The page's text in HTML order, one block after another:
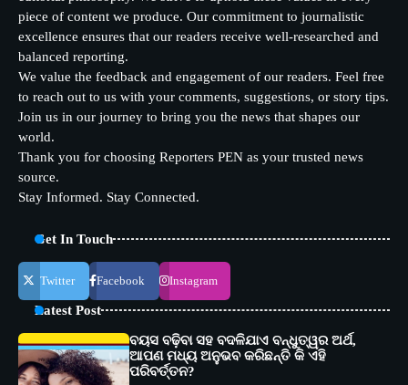
piece of content we produce. Our commitment to journalistic
excellence ensures that our readers receive well-researched and
balanced reporting.
We value the feedback and engagement of our readers. Feel free
to reach out to us with your comments, suggestions, or story tips.
Join us in our journey to bring you the news that shapes our
world.
Thank you for choosing Reporters PEN as your trusted news
source.
Stay Informed. Stay Connected.
Get In Touch
Twitter Facebook Instagram
Latest Post
ବୟସ ବଢ଼ିବା ସହ ବଦଳିଯାଏ ବନ୍ଧୁତ୍ୱର ଅର୍ଥ,
ଆପଣ ମଧ୍ୟ ଅନୁଭବ କରିଛନ୍ତି କି ଏହି
ପରିବର୍ତ୍ତନ?